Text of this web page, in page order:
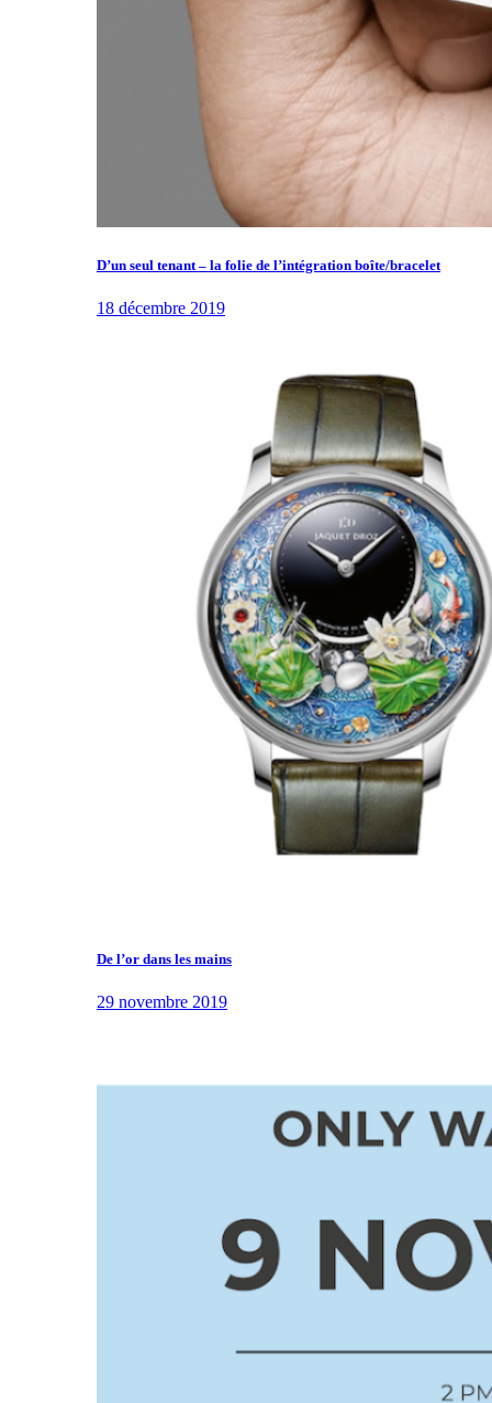
D’un seul tenant – la folie de l’intégration boîte/bracelet
18 décembre 2019
De l’or dans les mains
29 novembre 2019